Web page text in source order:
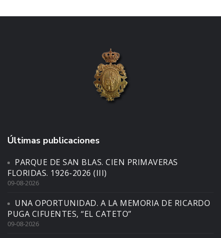
Últimas publicaciones
PARQUE DE SAN BLAS. CIEN PRIMAVERAS
FLORIDAS. 1926-2026 (III)
09-08-2026
UNA OPORTUNIDAD. A LA MEMORIA DE RICARDO
PUGA CIFUENTES, “EL CATETO”
09-08-2026